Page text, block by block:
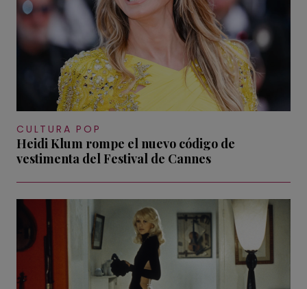
CULTURA POP
Heidi Klum rompe el nuevo código de
vestimenta del Festival de Cannes